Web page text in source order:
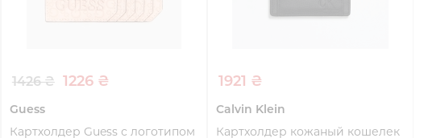
1426 ₴ 1226 ₴
Guess
Картхолдер Guess с логотипом
1921 ₴
Calvin Klein
Картхолдер кожаный кошелек